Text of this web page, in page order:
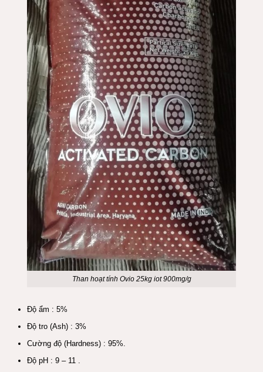
Than hoạt tính Ovio 25kg iot 900mg/g
Độ ẩm : 5%
Độ tro (Ash) : 3%
Cường độ (Hardness) : 95%.
Độ pH : 9 – 11 .